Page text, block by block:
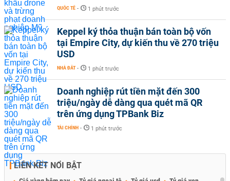
QUỐC TẾ - 1 phút trước
Keppel ký thỏa thuận bán toàn bộ vốn
tại Empire City, dự kiến thu về 270 triệu
USD
NHÀ ĐẤT - 1 phút trước
Doanh nghiệp rút tiền mặt đến 300
triệu/ngày dễ dàng qua quét mã QR
trên ứng dụng TPBank Biz
TÀI CHÍNH - 1 phút trước
LIÊN KẾT NỔI BẬT